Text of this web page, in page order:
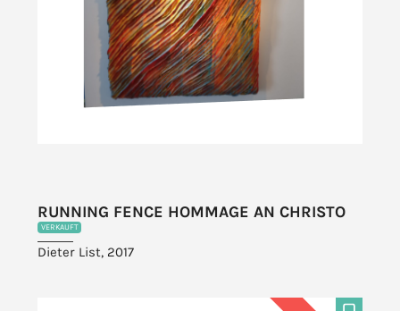
RUNNING FENCE HOMMAGE AN CHRISTO
VERKAUFT
Dieter List, 2017